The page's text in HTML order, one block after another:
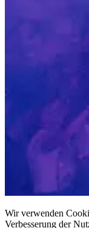
Wir verwenden
Verbesserung der